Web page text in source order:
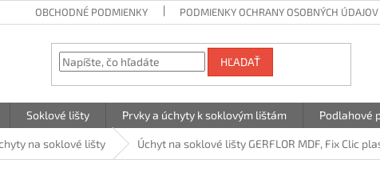
OBCHODNÉ PODMIENKY PODMIENKY OCHRANY OSOBNÝCH ÚDAJOV
HĽADAŤ
Soklové lišty Prvky a úchyty k soklovým lištám Podlahové
na soklové lišty Úchyt na soklové lišty GERFLOR MDF, Fix Clic